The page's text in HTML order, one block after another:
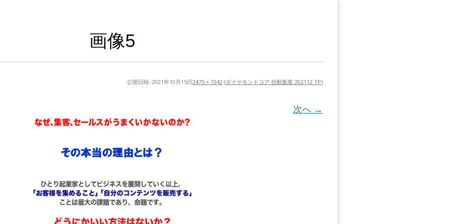
画像5
公開日時: 2021年10月15日2475 × 7342 (ダイヤモンドコア 自動集客 202112 TP)
次へ →